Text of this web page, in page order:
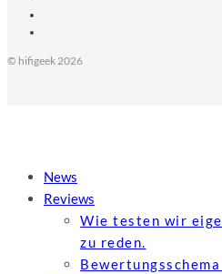
© hifigeek 2026
News
Reviews
Wie testen wir
zu reden.